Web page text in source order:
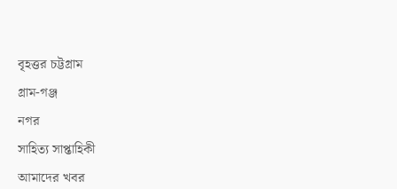
বৃহত্তর চট্টগ্রাম
গ্রাম-গঞ্জ
নগর
সাহিত্য সাপ্তাহিকী
আমাদের খবর